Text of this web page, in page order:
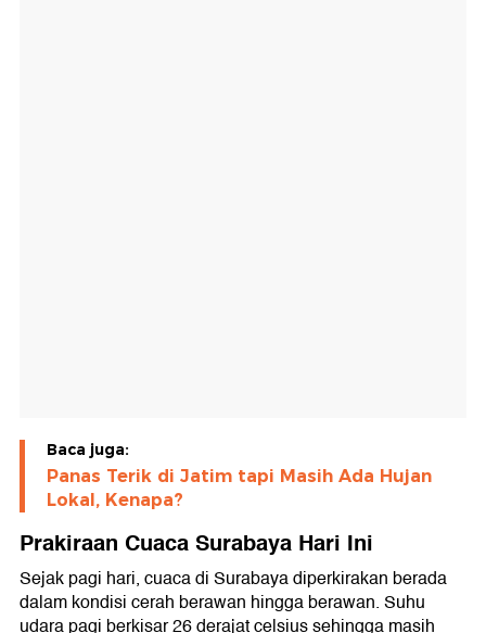
Baca juga:
Panas Terik di Jatim tapi Masih Ada Hujan
Lokal, Kenapa?
Prakiraan Cuaca Surabaya Hari Ini
Sejak pagi hari, cuaca di Surabaya diperkirakan berada
dalam kondisi cerah berawan hingga berawan. Suhu
udara pagi berkisar 26 derajat celsius sehingga masih